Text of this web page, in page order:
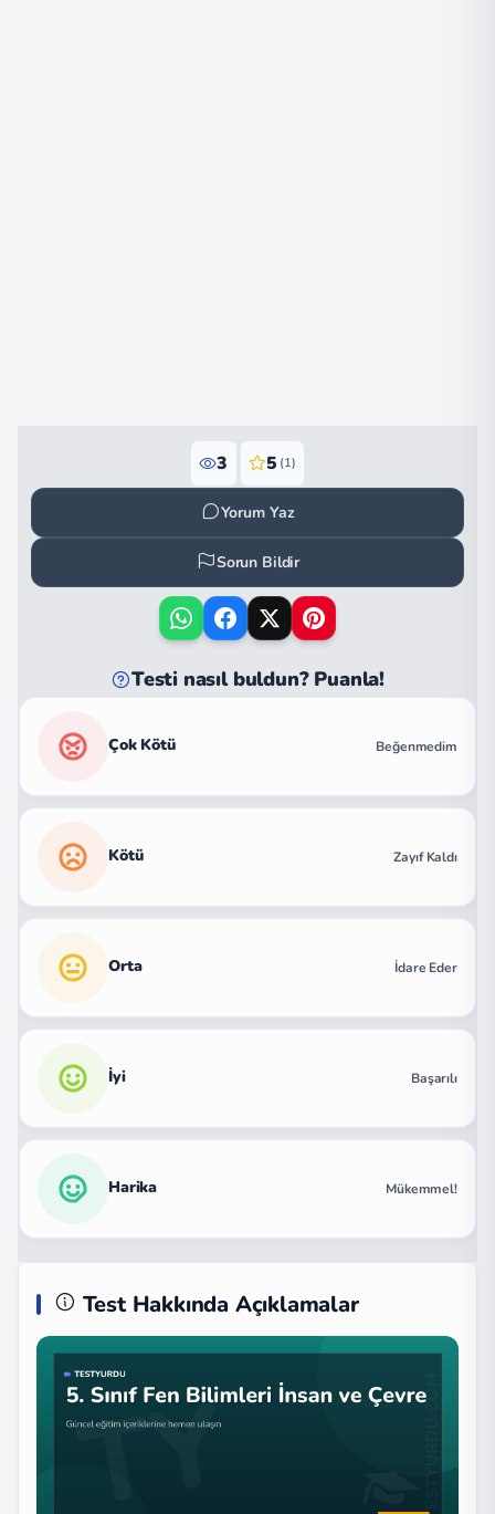
3 5 (1)
Yorum Yaz
Sorun Bildir
Testi nasıl buldun? Puanla!
Çok Kötü Beğenmedim
Kötü Zayıf Kaldı
Orta İdare Eder
İyi Başarılı
Harika Mükemmel!
Test Hakkında Açıklamalar